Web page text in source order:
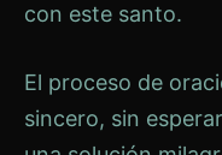
con este santo.
El proceso de
sincero, sin